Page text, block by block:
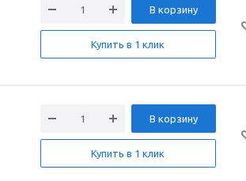
В корзину
Купить в 1 клик
В корзину
Купить в 1 клик